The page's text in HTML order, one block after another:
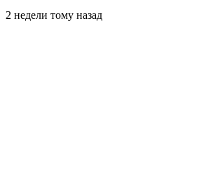
2 недели тому назад